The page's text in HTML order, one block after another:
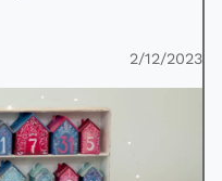
2/12/2023